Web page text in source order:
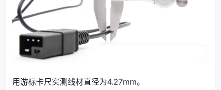
用游标卡尺实测线材直径为4.27mm。